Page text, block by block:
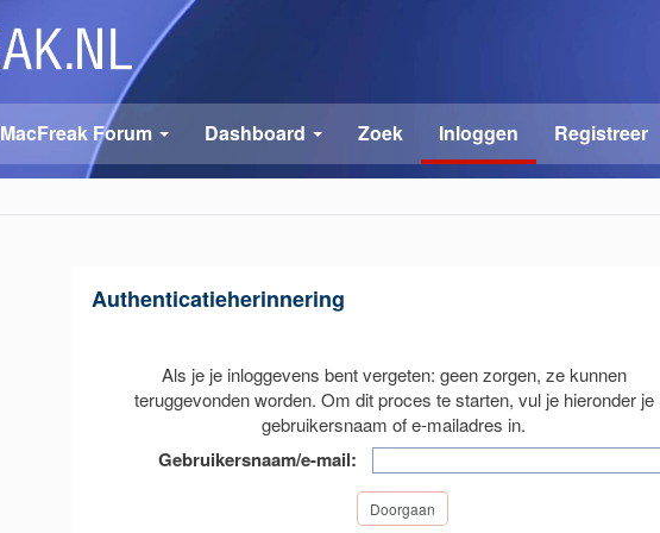
MacFreak Forum Dashboard Zoek Inloggen Registreer
Authenticatieherinnering
Als je je inloggevens bent vergeten: geen zorgen, ze kunnen
teruggevonden worden. Om dit proces te starten, vul je hieronder je
gebruikersnaam of e-mailadres in.
Gebruikersnaam/e-mail: